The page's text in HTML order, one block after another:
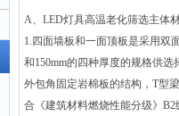
A、 LED灯具高温老化筛选主体
1. 四面墙板和一面顶板是采用双
和150mm的四种厚度的规格供选
外包角固定岩棉板的结构， T型
合《建筑材料燃烧性能分级》 B2